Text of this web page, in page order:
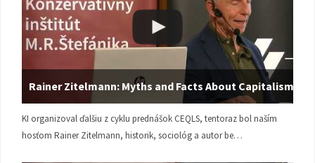
Rainer Zitelmann: Myths and Facts About Capitalism
KI organizoval ďalšiu z cyklu prednášok CEQLS, tentoraz bol naším
hosťom Rainer Zitelmann, historik, sociológ a autor be…